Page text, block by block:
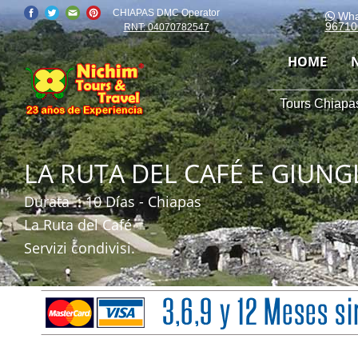
CHIAPAS DMC Operator
RNT: 04070782547
HOME
Tours
LA RUTA DEL CAFÉ E
Durata : 10 Días - Chiapas
La Ruta del Café
Servizi condivisi.